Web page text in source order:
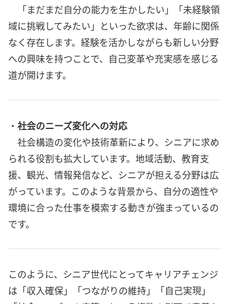
「まだまだ自分の能力を生かしたい」「未経験領
域に挑戦してみたい」といった欲求は、年齢に関係
なく存在します。経験を活かしながらも新しい分野
への興味を持つことで、自己変革や充実感を感じる
道が開けます。
・ 社会のニーズ変化への対応
社会構造の変化や技術革新により、シニアに求め
られる役割も拡大しています。地域活動、教育支
援、観光、情報発信など、シニアが担える分野は広
がっています。このような背景から、自分の適性や
環境に合った仕事を模索する動きが強まっているの
です。
このように、シニア世代にとってキャリアチェンジ
は「収入確保」「つながりの維持」「自己実現」